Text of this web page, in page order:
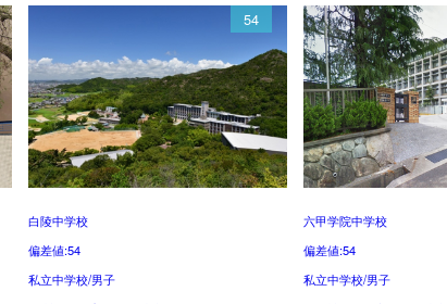
54
白陵中学校
偏差値:54
私立中学校/男子
六甲学院中学校
偏差値:54
私立中学校/男子